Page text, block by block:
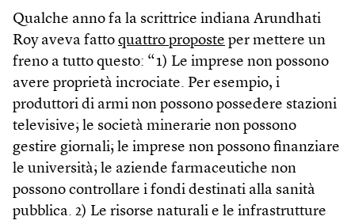
Qualche anno fa la scrittrice indiana Arundhati
Roy aveva fatto quattro proposte per mettere un
freno a tutto questo: “1) Le imprese non possono
avere proprietà incrociate. Per esempio, i
produttori di armi non possono possedere stazioni
televisive; le società minerarie non possono
gestire giornali; le imprese non possono finanziare
le università; le aziende farmaceutiche non
possono controllare i fondi destinati alla sanità
pubblica. 2) Le risorse naturali e le infrastrutture